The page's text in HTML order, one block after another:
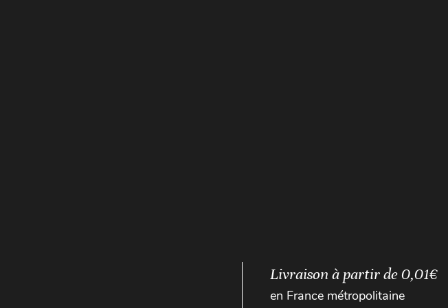
Livraison à partir de 0,01€
en France métropolitaine